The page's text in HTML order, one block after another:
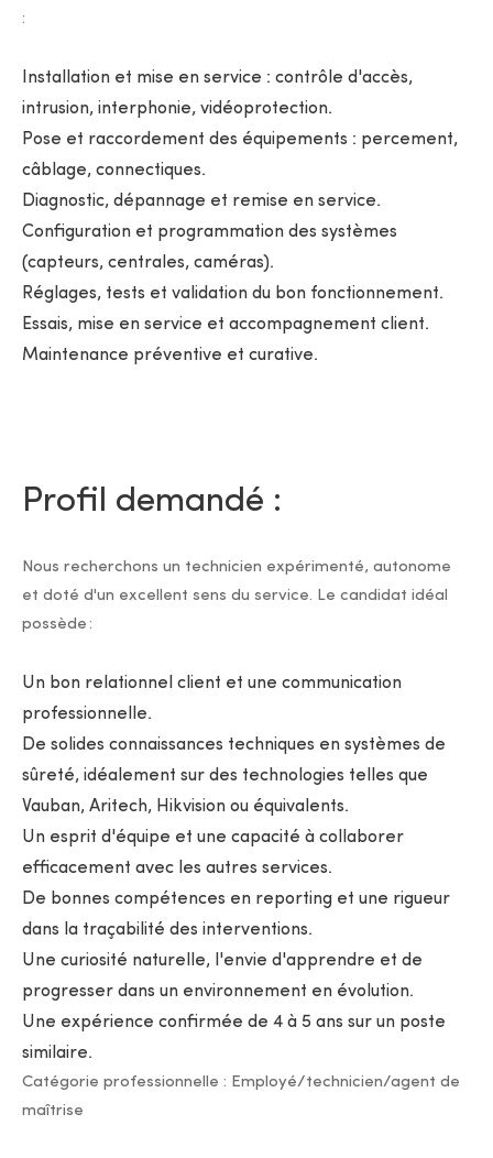
:
Installation et mise en service : contrôle d'accès,
intrusion, interphonie, vidéoprotection.
Pose et raccordement des équipements : percement,
câblage, connectiques.
Diagnostic, dépannage et remise en service.
Configuration et programmation des systèmes
(capteurs, centrales, caméras).
Réglages, tests et validation du bon fonctionnement.
Essais, mise en service et accompagnement client.
Maintenance préventive et curative.
Profil demandé :
Nous recherchons un technicien expérimenté, autonome
et doté d'un excellent sens du service. Le candidat idéal
possède :
Un bon relationnel client et une communication
professionnelle.
De solides connaissances techniques en systèmes de
sûreté, idéalement sur des technologies telles que
Vauban, Aritech, Hikvision ou équivalents.
Un esprit d'équipe et une capacité à collaborer
efficacement avec les autres services.
De bonnes compétences en reporting et une rigueur
dans la traçabilité des interventions.
Une curiosité naturelle, l'envie d'apprendre et de
progresser dans un environnement en évolution.
Une expérience confirmée de 4 à 5 ans sur un poste
similaire.
Catégorie professionnelle : Employé/technicien/agent de
maîtrise